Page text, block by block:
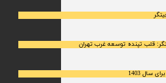
قلب تپنده توسعه غرب تهران